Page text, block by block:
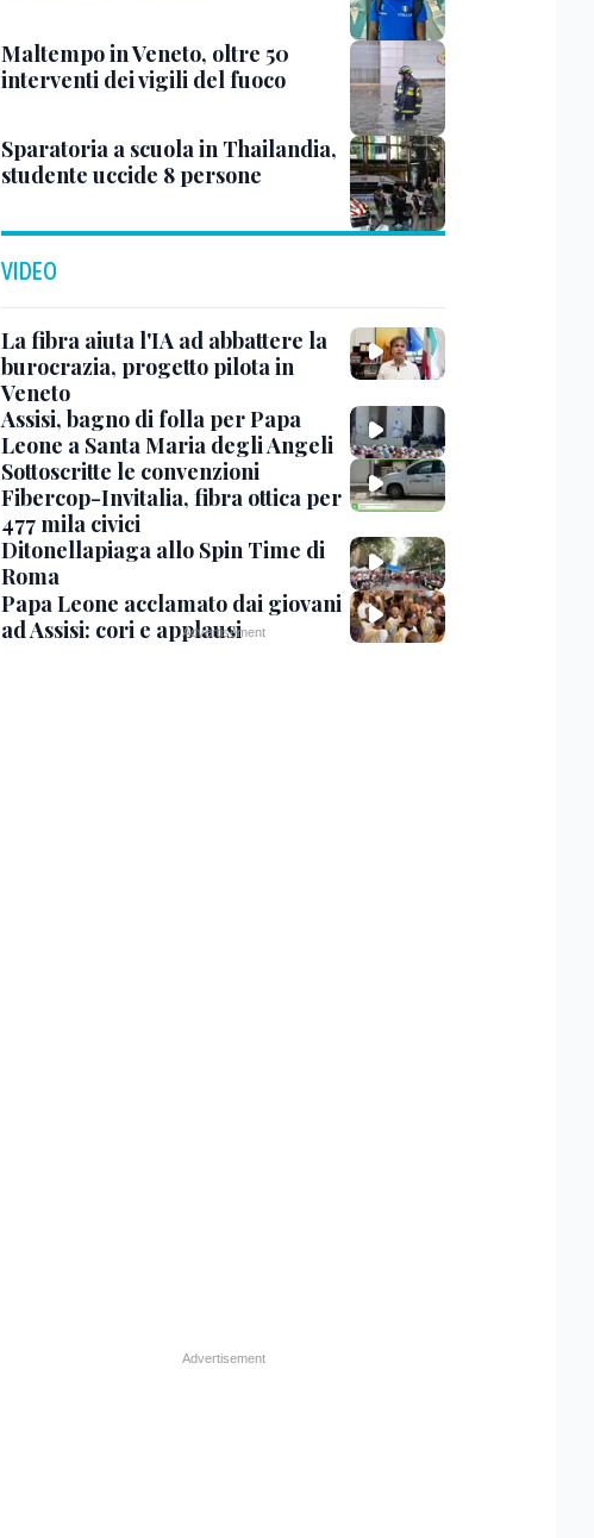
Maltempo in Veneto, oltre 50
interventi dei vigili del fuoco
Sparatoria a scuola in Thailandia,
studente uccide 8 persone
VIDEO
La fibra aiuta l'IA ad abbattere la
burocrazia, progetto pilota in
Veneto
Assisi, bagno di folla per Papa
Leone a Santa Maria degli Angeli
Sottoscritte le convenzioni
Fibercop-Invitalia, fibra ottica per
477 mila civici
Ditonellapiaga allo Spin Time di
Roma
Papa Leone acclamato dai giovani
ad Assisi: cori e applausi